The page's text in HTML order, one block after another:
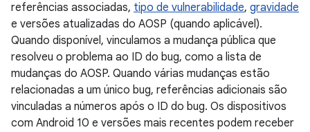
referências associadas, tipo de vulnerabilidade, gravidade
e versões atualizadas do AOSP (quando aplicável).
Quando disponível, vinculamos a mudança pública que
resolveu o problema ao ID do bug, como a lista de
mudanças do AOSP. Quando várias mudanças estão
relacionadas a um único bug, referências adicionais são
vinculadas a números após o ID do bug. Os dispositivos
com Android 10 e versões mais recentes podem receber